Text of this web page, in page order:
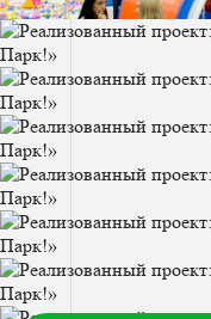
БЕСПЛАТНЫЙ